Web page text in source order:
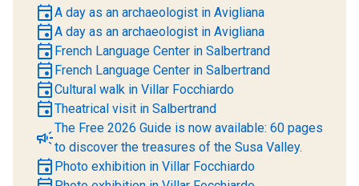
eventA day as an archaeologist in Avigliana
eventA day as an archaeologist in Avigliana
event French Language Center in Salbertrand
event French Language Center in Salbertrand
eventCultural walk in Villar Focchiardo
eventTheatrical visit in Salbertrand
campaignThe Free 2026 Guide is now available: 60 pages
to discover the treasures of the Susa Valley.
event Photo exhibition in Villar Focchiardo